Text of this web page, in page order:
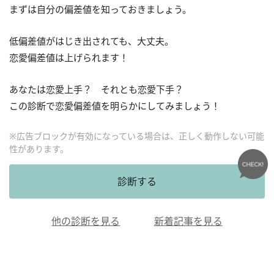
まずは自分の偏差値を知っておきましょう。
低偏差値がはじき出されても、大丈夫。
恋愛偏差値は上げられます！
あなたは恋愛上手？ それとも恋愛下手？
この診断で恋愛偏差値を明らかにしてみましょう！
※広告ブロックが有効になっている場合は、正しく動作しない可能
性があります。
診断する
他の診断を見る 新着記事を見る